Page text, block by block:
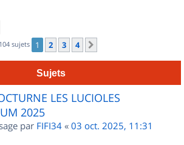
104 sujets 1 2 3 4
Sujets
LES LUCIOLES
2025
par FIFI34 « 03 oct. 2025, 11:31